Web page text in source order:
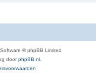
© phpBB Limited
doorphpBB.nl.